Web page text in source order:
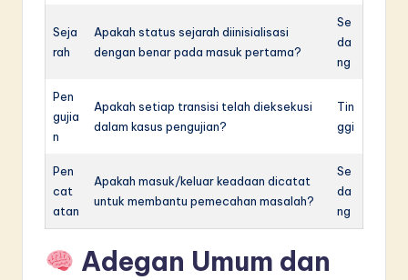
Seja
rah
Apakah status sejarah diinisialisasi
dengan benar pada masuk pertama?
Se
da
ng
Pen
gujia
n
Apakah setiap transisi telah dieksekusi
dalam kasus pengujian?
Tin
ggi
Pen
cat
atan
Apakah masuk/keluar keadaan dicatat
untuk membantu pemecahan masalah?
Se
da
ng
Adegan Umum dan